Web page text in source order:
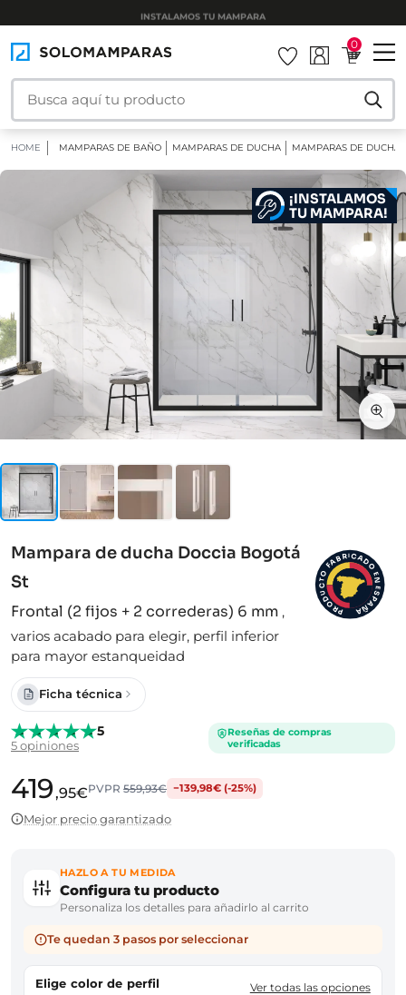
INSTALAMOS TU MAMPARA
0
HOME MAMPARAS DE BAÑO MAMPARAS DE DUCHA MAMPARAS DE DUCHA
¡INSTALAMOS
TU MAMPARA!
Mampara de ducha Doccia Bogotá
St
Frontal (2 fijos + 2 correderas) 6 mm ,
varios acabado para elegir, perfil inferior
para mayor estanqueidad
P
R
O
D
U
C
T
O
FABRICADO
E
N
E
S
P
A
Ñ
A
Ficha técnica
5
5 opiniones
Reseñas de compras
verificadas
419,95€PVPR559,93€ −139,98€ (-25%)
Mejor precio garantizado
HAZLO A TU MEDIDA
Configura tu producto
Personaliza los detalles para añadirlo al carrito
Te quedan 3 pasos por seleccionar
Elige color de perfil Ver todas las opciones